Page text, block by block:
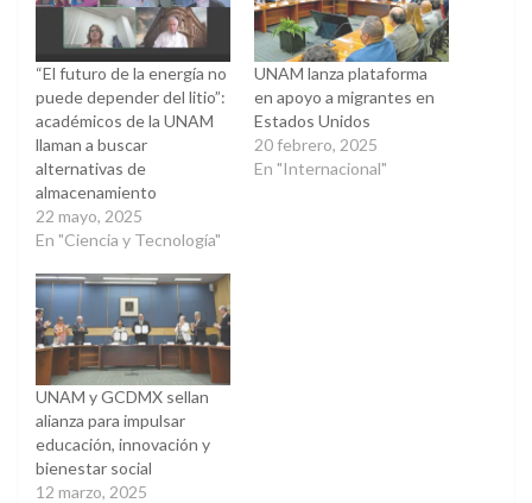
“El futuro de la energía no
puede depender del litio”:
académicos de la UNAM
llaman a buscar
alternativas de
almacenamiento
22 mayo, 2025
En "Ciencia y Tecnología"
UNAM lanza plataforma
en apoyo a migrantes en
Estados Unidos
20 febrero, 2025
En "Internacional"
UNAM y GCDMX sellan
alianza para impulsar
educación, innovación y
bienestar social
12 marzo, 2025